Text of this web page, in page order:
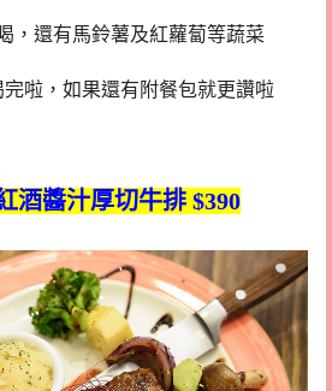
，還有馬鈴薯及紅蘿蔔等蔬菜
啦，如果還有附餐包就更讚啦
酒醬汁厚切牛排 $390